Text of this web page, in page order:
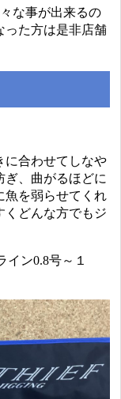
な事が出来るの
った方は是非店舗
に合わせてしなや
ぎ、曲がるほどに
魚を弱らせてくれ
くどんな方でもジ
イン0.8号～１